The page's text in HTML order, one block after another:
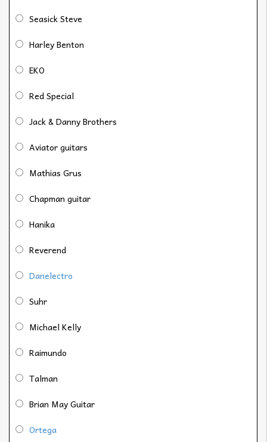
Seasick Steve
Harley Benton
EKO
Red Special
Jack & Danny Brothers
Aviator guitars
Mathias Grus
Chapman guitar
Hanika
Reverend
Danelectro
Suhr
Michael Kelly
Raimundo
Talman
Brian May Guitar
Ortega